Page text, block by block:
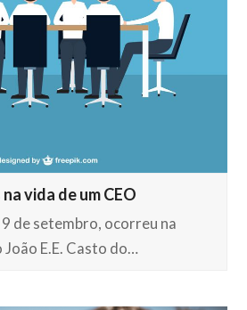
vida de um CEO
de setembro, ocorreu na
E.E. Casto do…